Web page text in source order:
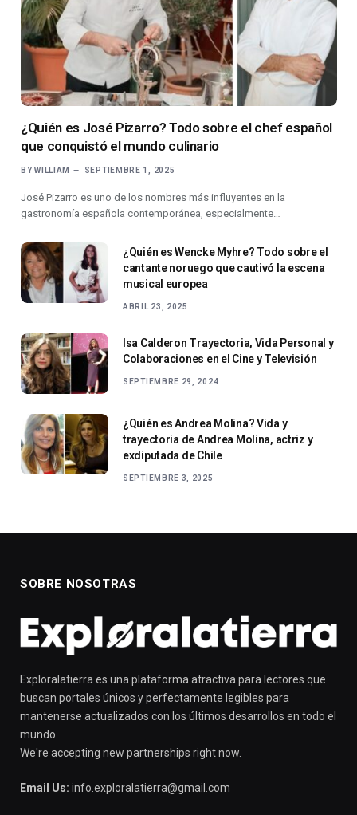
¿Quién es José Pizarro? Todo sobre el chef español
que conquistó el mundo culinario
BY WILLIAM SEPTIEMBRE 1, 2025
José Pizarro es uno de los nombres más influyentes en la
gastronomía española contemporánea, especialmente…
¿Quién es Wencke Myhre? Todo sobre el
cantante noruego que cautivó la escena
musical europea
ABRIL 23, 2025
Isa Calderon Trayectoria, Vida Personal y
Colaboraciones en el Cine y Televisión
SEPTIEMBRE 29, 2024
¿Quién es Andrea Molina? Vida y
trayectoria de Andrea Molina, actriz y
exdiputada de Chile
SEPTIEMBRE 3, 2025
SOBRE NOSOTRAS
Exploralatierra es una plataforma atractiva para lectores que
buscan portales únicos y perfectamente legibles para
mantenerse actualizados con los últimos desarrollos en todo el
mundo.
We're accepting new partnerships right now.
Email Us: info.exploralatierra@gmail.com